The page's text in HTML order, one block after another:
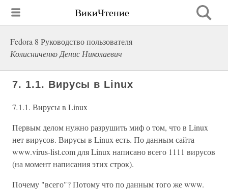
ВикиЧтение
Fedora 8 Руководство пользователя
Колисниченко Денис Николаевич
7. 1.1. Вирусы в Linux
7.1.1. Вирусы в Linux
Первым делом нужно разрушить миф о том, что в Linux
нет вирусов. Вирусы в Linux есть. По данным сайта
www.virus-list.com для Linux написано всего 1111 вирусов
(на момент написания этих строк).
Почему "всего"? Потому что по данным того же www.